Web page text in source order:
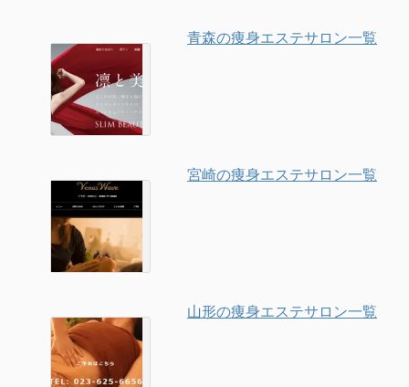
青森の痩身エステサロン一覧
宮崎の痩身エステサロン一覧
山形の痩身エステサロン一覧